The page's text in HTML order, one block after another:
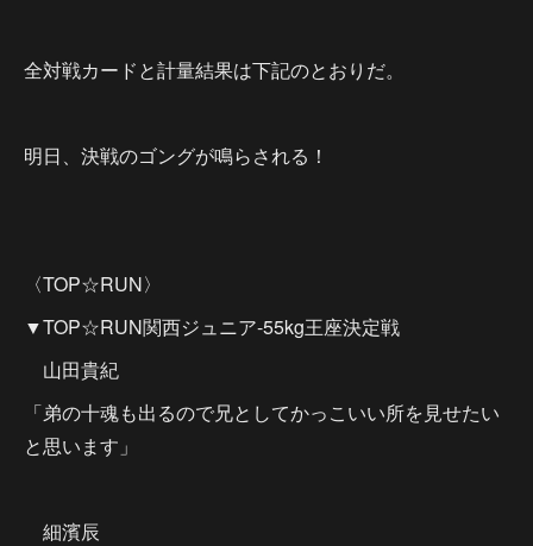
全対戦カードと計量結果は下記のとおりだ。
明日、決戦のゴングが鳴らされる！
〈TOP☆RUN〉
▼TOP☆RUN関西ジュニア-55kg王座決定戦
山田貴紀
「弟の十魂も出るので兄としてかっこいい所を見せたい
と思います」
細濱辰